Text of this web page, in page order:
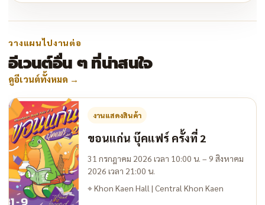
วางแผนไปงานต่อ
อีเวนต์อื่น ๆ ที่น่าสนใจ
ดูอีเวนต์ทั้งหมด →
งานแสดงสินค้า
ขอนแก่น บุ๊คแฟร์ ครั้งที่ 2
31 กรกฎาคม 2026 เวลา 10:00 น. – 9 สิงหาคม
2026 เวลา 21:00 น.
⌖Khon Kaen Hall | Central Khon Kaen